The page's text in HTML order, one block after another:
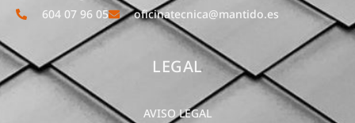
604 07 96 05
oficinatecnica@mantido.es
LEGAL
AVISO LEGAL